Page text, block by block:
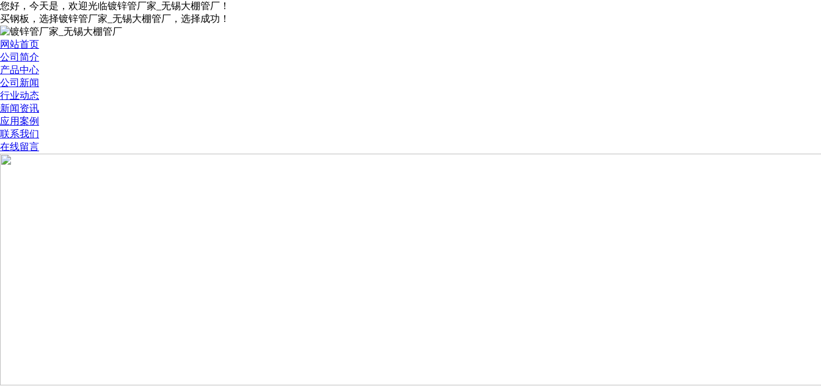
您好，今天是 ，欢迎光临镀锌管厂家_无锡大棚管厂！
买钢板，选择镀锌管厂家_无锡大棚管厂，选择成功！
网站首页
公司简介
产品中心
公司新闻
行业动态
新闻资讯
应用案例
联系我们
在线留言